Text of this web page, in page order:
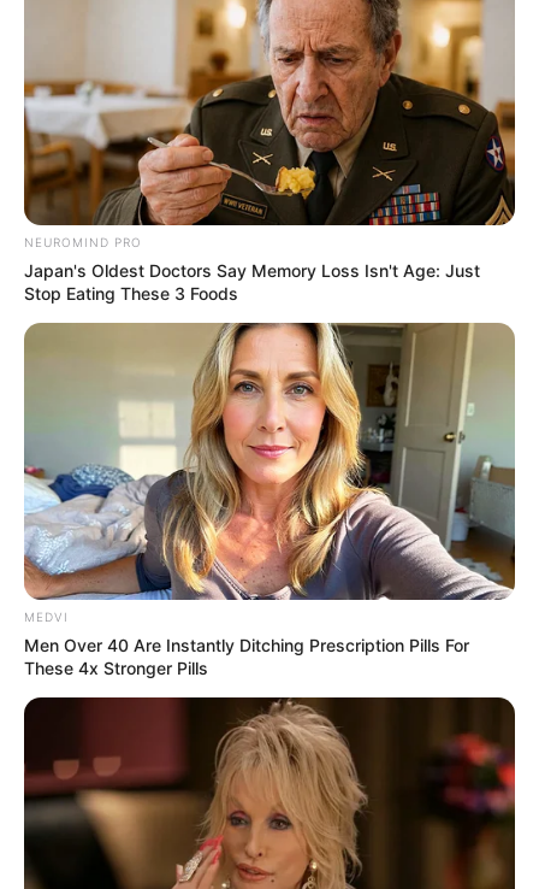
NEUROMIND PRO
Japan's Oldest Doctors Say Memory Loss Isn't Age: Just
Stop Eating These 3 Foods
MEDVI
Men Over 40 Are Instantly Ditching Prescription Pills For
These 4x Stronger Pills